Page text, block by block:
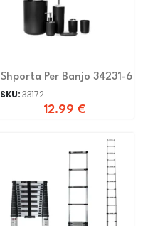
Shporta Per Banjo 34231-6
SKU:33172
12.99 €